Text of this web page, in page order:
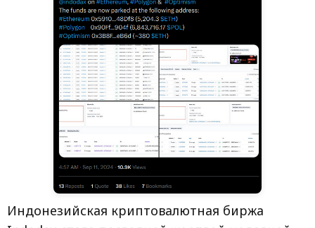
Индонезийская криптовалютная биржа